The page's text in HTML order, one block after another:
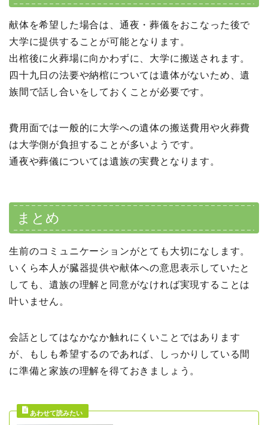
献体を希望した場合は、通夜・葬儀をおこなった後で
大学に提供することが可能となります。
出棺後に火葬場に向かわずに、大学に搬送されます。
四十九日の法要や納棺については遺体がないため、遺
族間で話し合いをしておくことが必要です。
費用面では一般的に大学への遺体の搬送費用や火葬費
は大学側が負担することが多いようです。
通夜や葬儀については遺族の実費となります。
まとめ
生前のコミュニケーションがとても大切になします。
いくら本人が臓器提供や献体への意思表示していたと
しても、遺族の理解と同意がなければ実現することは
叶いません。
会話としてはなかなか触れにくいことではあります
が、もしも希望するのであれば、しっかりしている間
に準備と家族の理解を得ておきましょう。